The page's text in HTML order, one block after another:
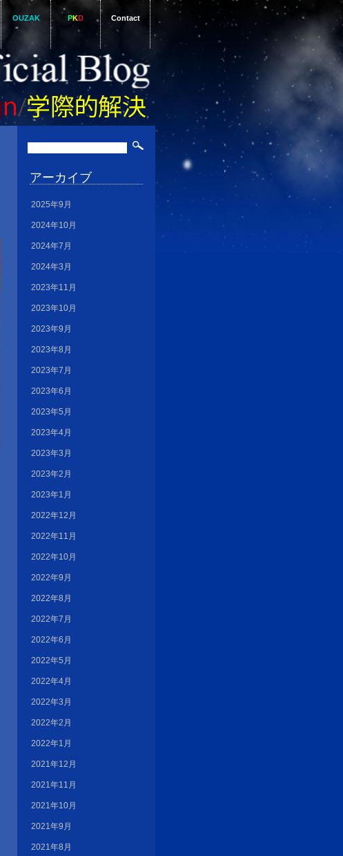
OUZAK PKD Contact
アーカイブ
2025年9月
2024年10月
2024年7月
2024年3月
2023年11月
2023年10月
2023年9月
2023年8月
2023年7月
2023年6月
2023年5月
2023年4月
2023年3月
2023年2月
2023年1月
2022年12月
2022年11月
2022年10月
2022年9月
2022年8月
2022年7月
2022年6月
2022年5月
2022年4月
2022年3月
2022年2月
2022年1月
2021年12月
2021年11月
2021年10月
2021年9月
2021年8月